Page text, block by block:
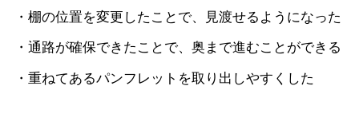
・棚の位置を変更したことで、見渡せるようになった
・通路が確保できたことで、奥まで進むことができる
・重ねてあるパンフレットを取り出しやすくした